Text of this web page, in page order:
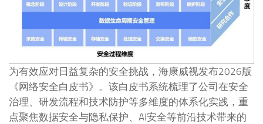
为有效应对日益复杂的安全挑战，海康威视发布2026版
《网络安全白皮书》。该白皮书系统梳理了公司在安全
治理、研发流程和技术防护等多维度的体系化实践，重
点聚焦数据安全与隐私保护、AI安全等前沿技术带来的